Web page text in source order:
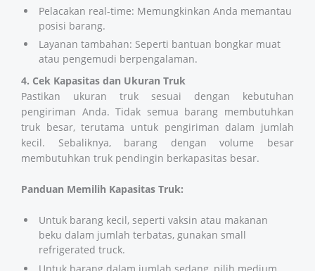
Pelacakan real-time: Memungkinkan Anda memantau
posisi barang.
Layanan tambahan: Seperti bantuan bongkar muat
atau pengemudi berpengalaman.
4. Cek Kapasitas dan Ukuran Truk
Pastikan ukuran truk sesuai dengan kebutuhan
pengiriman Anda. Tidak semua barang membutuhkan
truk besar, terutama untuk pengiriman dalam jumlah
kecil. Sebaliknya, barang dengan volume besar
membutuhkan truk pendingin berkapasitas besar.
Panduan Memilih Kapasitas Truk:
Untuk barang kecil, seperti vaksin atau makanan
beku dalam jumlah terbatas, gunakan small
refrigerated truck.
Untuk barang dalam jumlah sedang, pilih medium